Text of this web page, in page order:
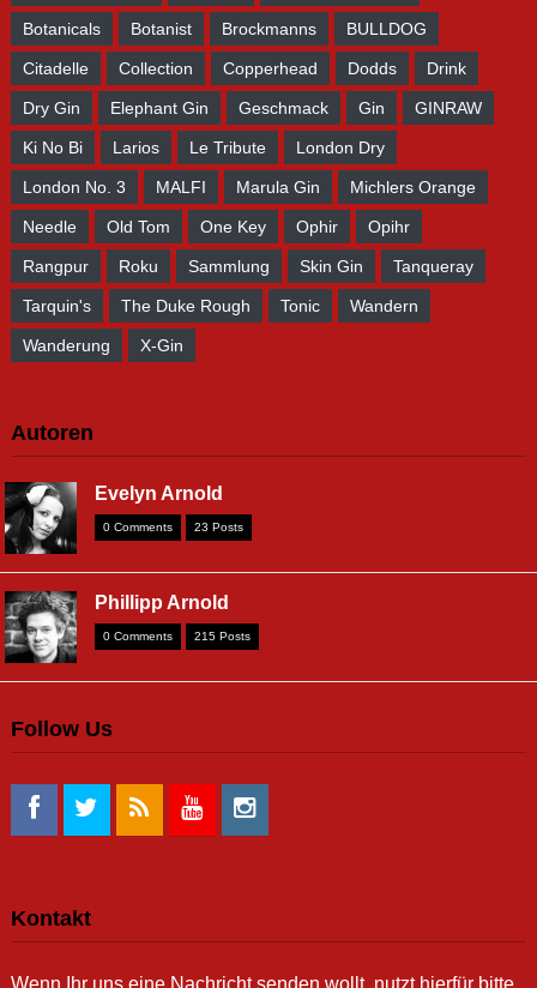
Botanicals Botanist Brockmanns BULLDOG
Citadelle Collection Copperhead Dodds Drink
Dry Gin Elephant Gin Geschmack Gin GINRAW
Ki No Bi Larios Le Tribute London Dry
London No. 3 MALFI Marula Gin Michlers Orange
Needle Old Tom One Key Ophir Opihr
Rangpur Roku Sammlung Skin Gin Tanqueray
Tarquin's The Duke Rough Tonic Wandern
Wanderung X-Gin
Autoren
Evelyn Arnold
0 Comments 23 Posts
Phillipp Arnold
0 Comments 215 Posts
Follow Us
Kontakt
Wenn Ihr uns eine Nachricht senden wollt, nutzt hierfür bitte